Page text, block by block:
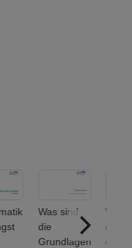
Was sind
die
Grundlagen
Welche
den